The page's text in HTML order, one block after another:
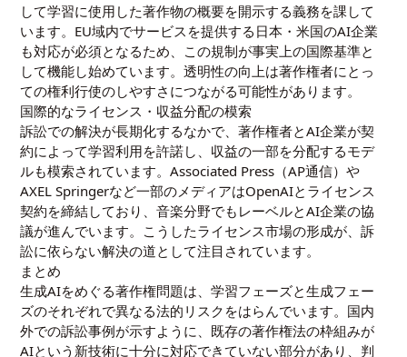
して学習に使用した著作物の概要を開示する義務を課して
います。EU域内でサービスを提供する日本・米国のAI企業
も対応が必須となるため、この規制が事実上の国際基準と
して機能し始めています。透明性の向上は著作権者にとっ
ての権利行使のしやすさにつながる可能性があります。
国際的なライセンス・収益分配の模索
訴訟での解決が長期化するなかで、著作権者とAI企業が契
約によって学習利用を許諾し、収益の一部を分配するモデ
ルも模索されています。Associated Press（AP通信）や
AXEL Springerなど一部のメディアはOpenAIとライセンス
契約を締結しており、音楽分野でもレーベルとAI企業の協
議が進んでいます。こうしたライセンス市場の形成が、訴
訟に依らない解決の道として注目されています。
まとめ
生成AIをめぐる著作権問題は、学習フェーズと生成フェー
ズのそれぞれで異なる法的リスクをはらんでいます。国内
外での訴訟事例が示すように、既存の著作権法の枠組みが
AIという新技術に十分に対応できていない部分があり、判